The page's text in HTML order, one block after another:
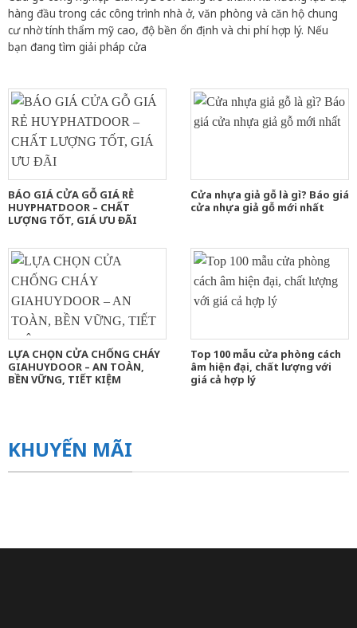
hàng đầu trong các công trình nhà ở, văn phòng và căn hộ chung
cư nhờ tính thẩm mỹ cao, độ bền ổn định và chi phí hợp lý. Nếu
bạn đang tìm giải pháp cửa
BÁO GIÁ CỬA GỖ GIÁ RẺ
HUYPHATDOOR – CHẤT
LƯỢNG TỐT, GIÁ ƯU ĐÃI
Cửa nhựa giả gỗ là gì? Báo giá
cửa nhựa giả gỗ mới nhất
LỰA CHỌN CỬA CHỐNG CHÁY
GIAHUYDOOR – AN TOÀN,
BỀN VỮNG, TIẾT KIỆM
Top 100 mẫu cửa phòng cách
âm hiện đại, chất lượng với
giá cả hợp lý
KHUYẾN MÃI